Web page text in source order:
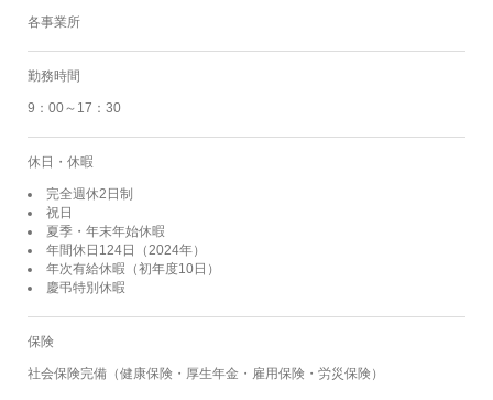
各事業所
勤務時間
9：00～17：30
休日・休暇
完全週休2日制
祝日
夏季・年末年始休暇
年間休日124日（2024年）
年次有給休暇（初年度10日）
慶弔特別休暇
保険
社会保険完備（健康保険・厚生年金・雇用保険・労災保険）